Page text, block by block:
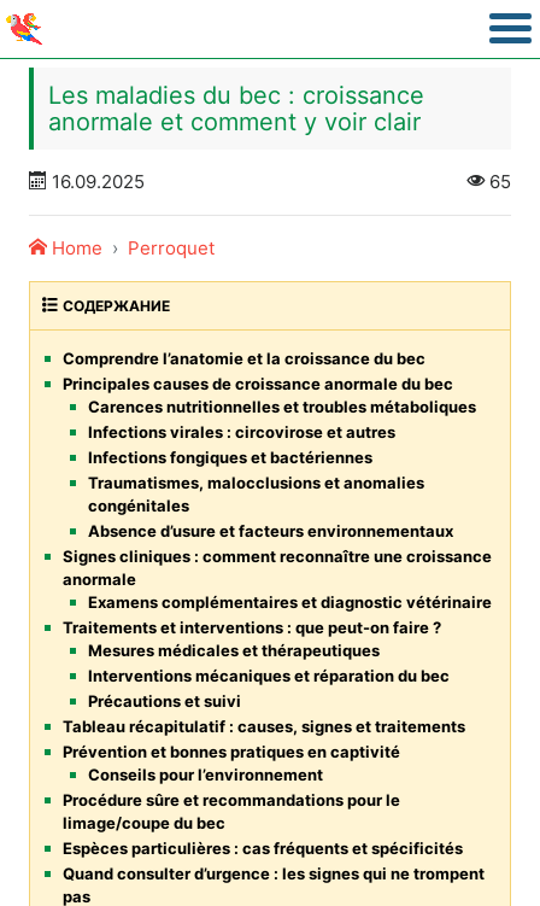
Les maladies du bec : croissance
anormale et comment y voir clair
16.09.2025 65
Home Perroquet
СОДЕРЖАНИЕ
Comprendre l’anatomie et la croissance du bec
Principales causes de croissance anormale du bec
Carences nutritionnelles et troubles métaboliques
Infections virales : circovirose et autres
Infections fongiques et bactériennes
Traumatismes, malocclusions et anomalies
congénitales
Absence d’usure et facteurs environnementaux
Signes cliniques : comment reconnaître une croissance
anormale
Examens complémentaires et diagnostic vétérinaire
Traitements et interventions : que peut-on faire ?
Mesures médicales et thérapeutiques
Interventions mécaniques et réparation du bec
Précautions et suivi
Tableau récapitulatif : causes, signes et traitements
Prévention et bonnes pratiques en captivité
Conseils pour l’environnement
Procédure sûre et recommandations pour le
limage/coupe du bec
Espèces particulières : cas fréquents et spécificités
Quand consulter d’urgence : les signes qui ne trompent
pas